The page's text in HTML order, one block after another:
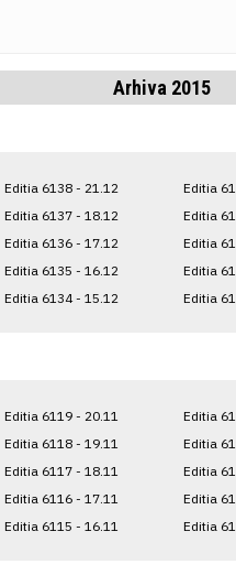
Arhiva 2015
Editia 6138 - 21.12
Editia 6137 - 18.12
Editia 6136 - 17.12
Editia 6135 - 16.12
Editia 6134 - 15.12
Editia
Editia
Editia
Editia
Editia
Editia 6119 - 20.11
Editia 6118 - 19.11
Editia 6117 - 18.11
Editia 6116 - 17.11
Editia 6115 - 16.11
Editia
Editia
Editia
Editia
Editia